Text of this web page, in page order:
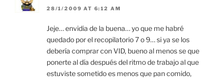
28/1/2009 AT 6:12 AM
Jeje… envidia de la buena… yo que me habré
quedado por el recopilatorio 7 o 9… si ya se los
debería comprar con VID, bueno al menos se que
ponerte al día después del ritmo de trabajo al que
estuviste sometido es menos que pan comido,